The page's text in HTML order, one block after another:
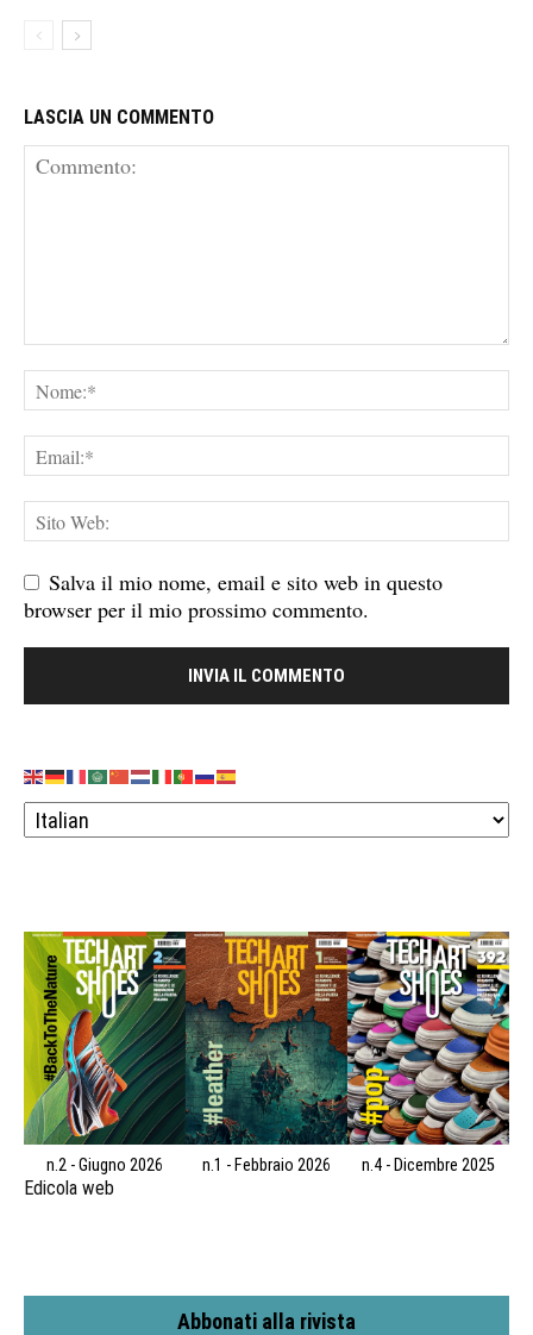
LASCIA UN COMMENTO
Salva il mio nome, email e sito web in questo
browser per il mio prossimo commento.
n.2 - Giugno 2026 n.1 - Febbraio 2026 n.4 - Dicembre 2025
Edicola web
Abbonati alla rivista